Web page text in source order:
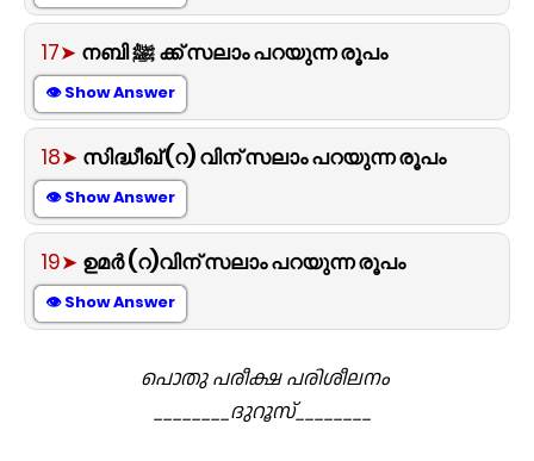
17➤ നബി ﷺ ക്ക് സലാം പറയുന്ന രൂപം
👁 Show Answer
18➤ സിദ്ധീഖ് (റ) വിന് സലാം പറയുന്ന രൂപം
👁 Show Answer
19➤ ഉമർ (റ)വിന് സലാം പറയുന്ന രൂപം
👁 Show Answer
പൊതു പരീക്ഷപരിശീലനം
________ദുറൂസ്________